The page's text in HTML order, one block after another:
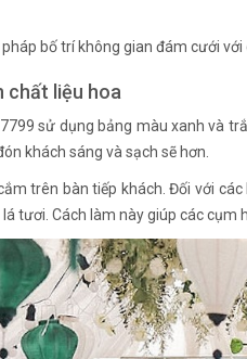
bố trí không gian đám cưới với
chất liệu hoa
sử dụng bảng màu xanh và
khách sáng và sạch sẽ hơn.
trên bàn tiếp khách. Đối với
tươi. Cách làm này giúp các